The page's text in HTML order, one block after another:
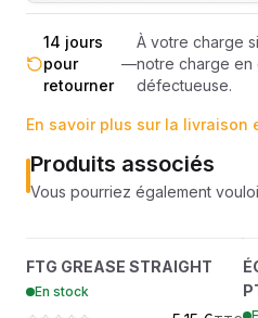
14 jours
pour
retourner
—
À votre charge
notre charge
défectueuse.
En savoir plus sur la livraison
Produits associés
Vous pourriez également
?
10H25
FTG GREASE STRAIGHT
En stock